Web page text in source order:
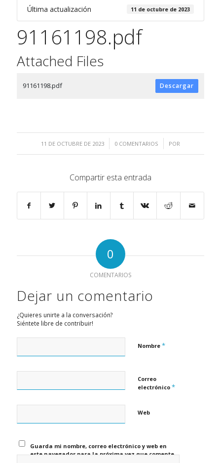
Última actualización 11 de octubre de 2023
91161198.pdf
Attached Files
91161198.pdf Descargar
11 DE OCTUBRE DE 2023
/ 0 COMENTARIOS
/ POR
Compartir esta entrada
0
COMENTARIOS
Dejar un comentario
¿Quieres unirte a la conversación?
Siéntete libre de contribuir!
Nombre *
Correo
electrónico *
Web
Guarda mi nombre, correo electrónico y web en
este navegador para la próxima vez que comente.